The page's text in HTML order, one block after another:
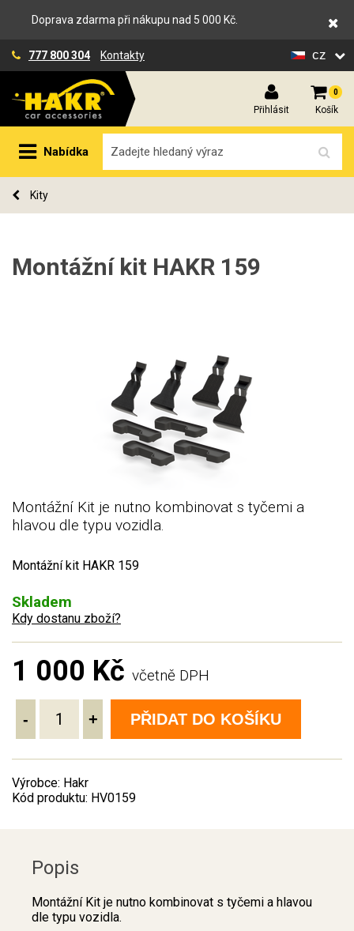
Doprava zdarma při nákupu nad 5 000 Kč.
777 800 304 Kontakty cz
Přihlásit
0
Košík
Nabídka
Kity
Montážní kit HAKR 159
Montážní Kit je nutno kombinovat s tyčemi a
hlavou dle typu vozidla.
Montážní kit HAKR 159
Skladem
Kdy dostanu zboží?
1 000 Kč včetně DPH
- + PŘIDAT DO KOŠÍKU
Výrobce: Hakr
Kód produktu: HV0159
Popis
Montážní Kit je nutno kombinovat s tyčemi a hlavou
dle typu vozidla.